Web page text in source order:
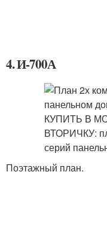
4. И-700А
Поэтажный план.